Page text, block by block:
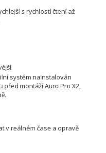
s rychlostí čtení až
systém nainstalován
před montáží Auro Pro X2,
v reálném čase a opravě